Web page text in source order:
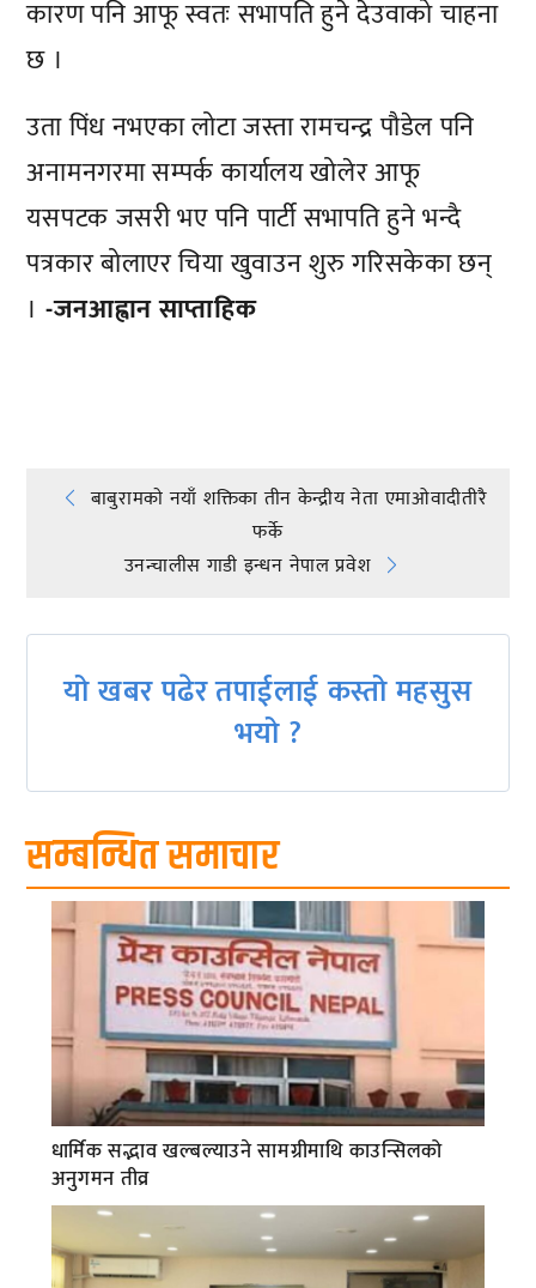
कारण पनि आफू स्वतः सभापति हुने देउवाको चाहना
छ ।
उता पिंध नभएका लोटा जस्ता रामचन्द्र पौडेल पनि
अनामनगरमा सम्पर्क कार्यालय खोलेर आफू
यसपटक जसरी भए पनि पार्टी सभापति हुने भन्दै
पत्रकार बोलाएर चिया खुवाउन शुरु गरिसकेका छन्
। -जनआह्वान साप्ताहिक
Post
navigation
बाबुरामकाे नयाँ शक्तिका तीन केन्द्रीय नेता एमाओवादीतीरै
फर्के
उनन्चालीस गाडी इन्धन नेपाल प्रवेश
यो खबर पढेर तपाईलाई कस्तो महसुस
भयो ?
सम्बन्धित समाचार
धार्मिक सद्भाव खल्बल्याउने सामग्रीमाथि काउन्सिलको
अनुगमन तीव्र